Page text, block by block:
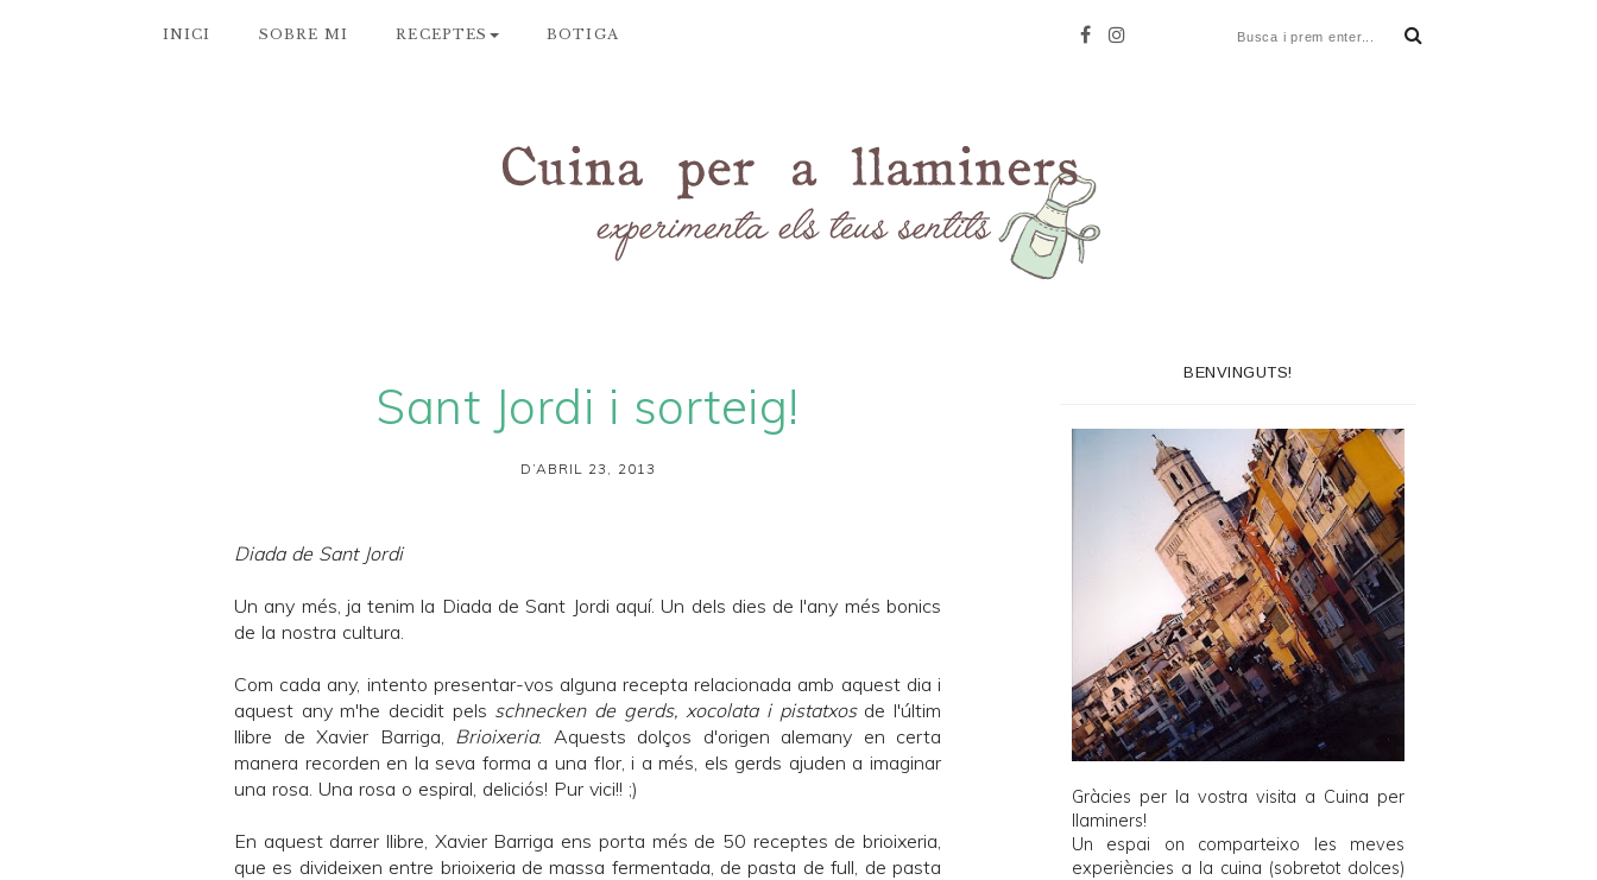
INICI SOBRE MI RECEPTES BOTIGA
Sant Jordi i sorteig!
D’ABRIL 23, 2013
Diada de Sant Jordi
Un any més, ja tenim la Diada de Sant Jordi aquí. Un dels dies de l'any més bonics
de la nostra cultura.
Com cada any, intento presentar-vos alguna recepta relacionada amb aquest dia i
aquest any m'he decidit pels schnecken de gerds, xocolata i pistatxos de l'últim
llibre de Xavier Barriga, Brioixeria. Aquests dolços d'origen alemany en certa
manera recorden en la seva forma a una flor, i a més, els gerds ajuden a imaginar
una rosa. Una rosa o espiral, deliciós! Pur vici!! ;)
En aquest darrer llibre, Xavier Barriga ens porta més de 50 receptes de brioixeria,
que es divideixen entre brioixeria de massa fermentada, de pasta de full, de pasta
BENVINGUTS!
Gràcies per la vostra visita a Cuina per
llaminers!
Un espai on comparteixo les meves
experiències a la cuina (sobretot dolces)